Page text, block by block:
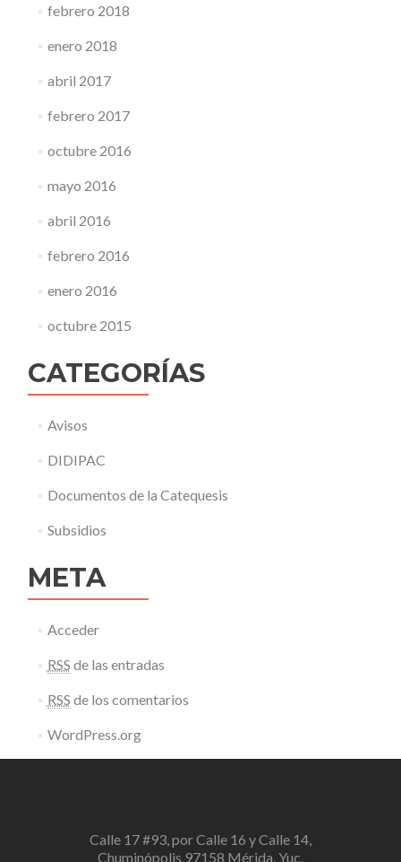
febrero 2018
enero 2018
abril 2017
febrero 2017
octubre 2016
mayo 2016
abril 2016
febrero 2016
enero 2016
octubre 2015
CATEGORÍAS
Avisos
DIDIPAC
Documentos de la Catequesis
Subsidios
META
Acceder
RSS de las entradas
RSS de los comentarios
WordPress.org
Calle 17 #93, por Calle 16 y Calle 14,
Chuminópolis,97158 Mérida, Yuc.